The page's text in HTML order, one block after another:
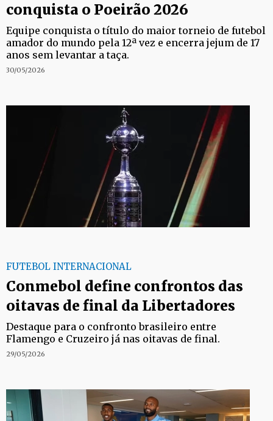
conquista o Poeirão 2026
Equipe conquista o título do maior torneio de futebol
amador do mundo pela 12ª vez e encerra jejum de 17
anos sem levantar a taça.
30/05/2026
FUTEBOL INTERNACIONAL
Conmebol define confrontos das
oitavas de final da Libertadores
Destaque para o confronto brasileiro entre
Flamengo e Cruzeiro já nas oitavas de final.
29/05/2026